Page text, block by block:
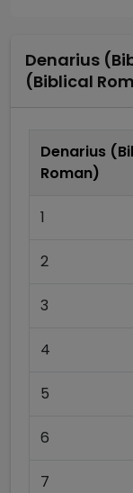
Denarius
(Biblical
Denarius
Roman)
1
2
3
4
5
6
7